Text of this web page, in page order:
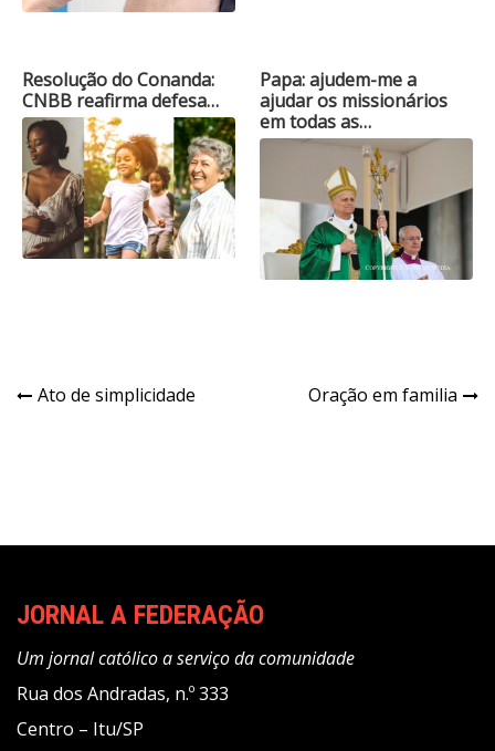
Resolução do Conanda:
CNBB reafirma defesa…
Papa: ajudem-me a
ajudar os missionários
em todas as…
Navegação
Ato de simplicidade Oração em familia
JORNAL A FEDERAÇÃO
Um jornal católico a serviço da comunidade
Rua dos Andradas, n.º 333
Centro – Itu/SP